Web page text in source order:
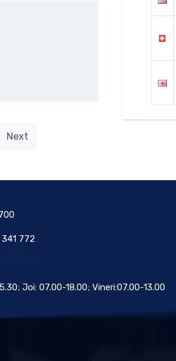
Next
772
Joi: 07.00-18.00; Vineri:07.00-13.00